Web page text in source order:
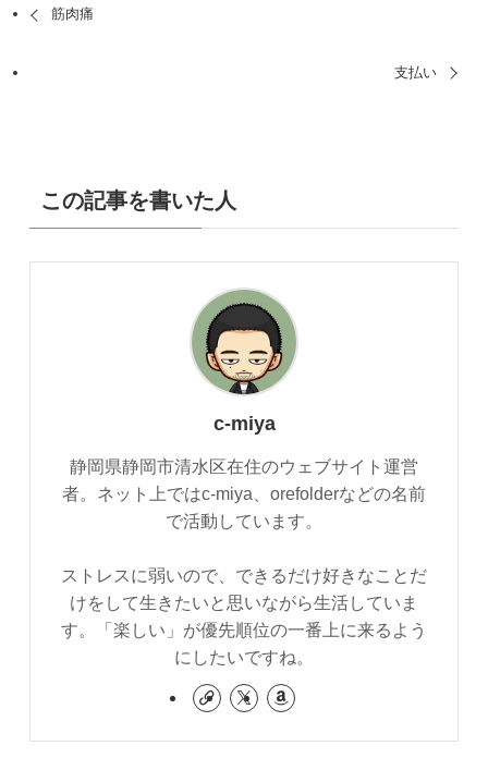
筋肉痛
支払い
この記事を書いた人
c-miya
静岡県静岡市清水区在住のウェブサイト運営
者。ネット上ではc-miya、orefolderなどの名前
で活動しています。
ストレスに弱いので、できるだけ好きなことだ
けをして生きたいと思いながら生活していま
す。「楽しい」が優先順位の一番上に来るよう
にしたいですね。